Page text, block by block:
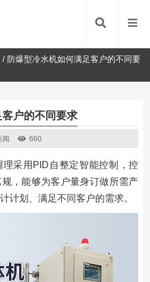
/ 防爆型冷水机如何满足客户的不同要
户的不同要求
闻 660
理采用PID自整定智能控制，控
，能够为客户量身订做所需产
计划、满足不同客户的需求。